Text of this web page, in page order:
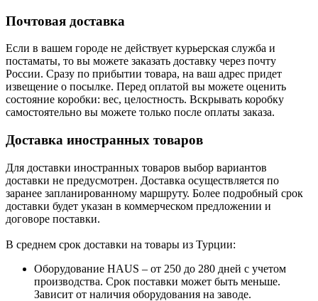
Почтовая доставка
Если в вашем городе не действует курьерская служба и
постаматы, то вы можете заказать доставку через почту
России. Сразу по прибытии товара, на ваш адрес придет
извещение о посылке. Перед оплатой вы можете оценить
состояние коробки: вес, целостность. Вскрывать коробку
самостоятельно вы можете только после оплаты заказа.
Доставка иностранных товаров
Для доставки иностранных товаров выбор вариантов
доставки не предусмотрен. Доставка осуществляется по
заранее запланированному маршруту. Более подробный срок
доставки будет указан в коммерческом предложении и
договоре поставки.
В среднем срок доставки на товары из Турции:
Оборудование HAUS – от 250 до 280 дней с учетом
производства. Срок поставки может быть меньше.
Зависит от наличия оборудования на заводе.